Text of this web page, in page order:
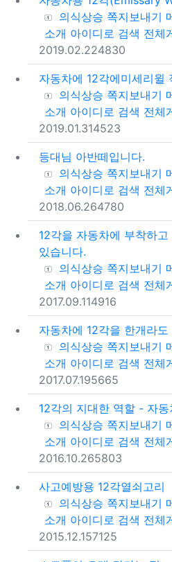
등록자의식상승 쪽지보내기
소개 아이디로 검색 전체
등록일
2019.02.22조회
4830
자동차에 12각에미세리윌
등록자의식상승 쪽지보내기
소개 아이디로 검색 전체
등록일
2019.01.31조회
4523
등대님 아반떼입니다.
등록자의식상승 쪽지보내기
소개 아이디로 검색 전체
등록일
2018.06.26조회
4780
12각을 자동차에 부착하
있습니다.
등록자의식상승 쪽지보내기
소개 아이디로 검색 전체
등록일
2017.09.11조회
4916
자동차에 12각을 한개라
등록자의식상승 쪽지보내기
소개 아이디로 검색 전체
등록일
2017.07.19조회
5665
12각의 지대한 역할 - 자
등록자의식상승 쪽지보내기
소개 아이디로 검색 전체
등록일
2016.10.26조회
5803
사고예방용 12각열쇠고리
등록자의식상승 쪽지보내기
소개 아이디로 검색 전체
등록일
2015.12.15조회
7125